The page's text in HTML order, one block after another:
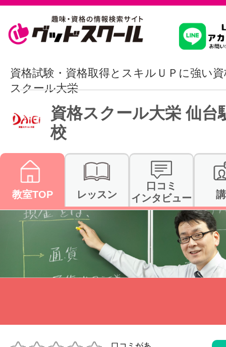
習いたいこ
スクールを
駅・路線か
通信講座を
体験レッス
特集をみる
資格試験・資格取得とスキルＵＰに強い
スクール大栄
資格スクール大栄 仙台
校
教室TOP レッスン
口コミ
インタビュー